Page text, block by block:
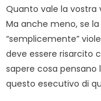
Quanto vale la vostra
Ma anche meno, se
“semplicemente”
deve essere risarcito
sapere cosa pensano
questo esecutivo di